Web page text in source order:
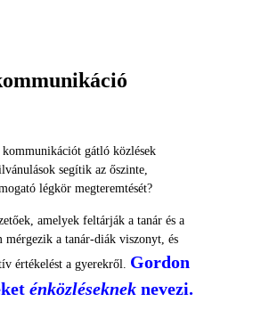
gátló közlések
se­gítik az őszinte,
légkör megteremtését?
amelyek feltárják a tanár és a
mérgezik a tanár-diák viszonyt, és
értékelést a gyerekről. Gordon
énközléseknek ne­vezi.